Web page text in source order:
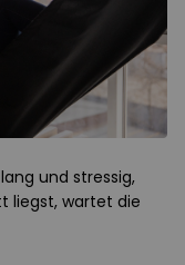
und stressig,
liegst, wartet die